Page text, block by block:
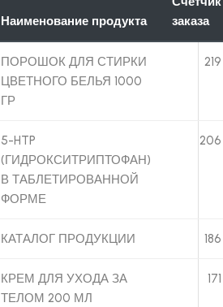
Наименование продукта
заказа
ПОРОШОК ДЛЯ СТИРКИ
ЦВЕТНОГО БЕЛЬЯ 1000
ГР
219
5-HTP
(ГИДРОКСИТРИПТОФАН)
В ТАБЛЕТИРОВАННОЙ
ФОРМЕ
206
КАТАЛОГ ПРОДУКЦИИ 186
КРЕМ ДЛЯ УХОДА ЗА
ТЕЛОМ 200 МЛ
171